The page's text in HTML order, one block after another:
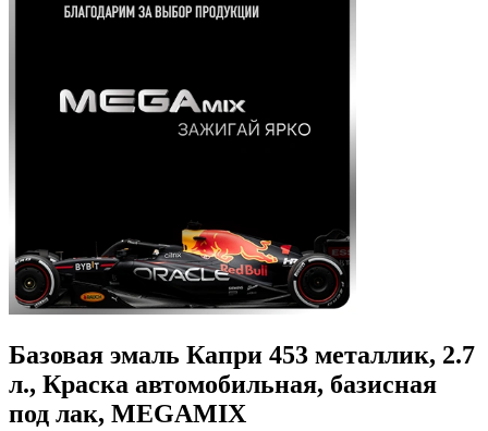
Базовая эмаль Капри 453 металлик, 2.7
л., Краска автомобильная, базисная
под лак, MEGAMIX